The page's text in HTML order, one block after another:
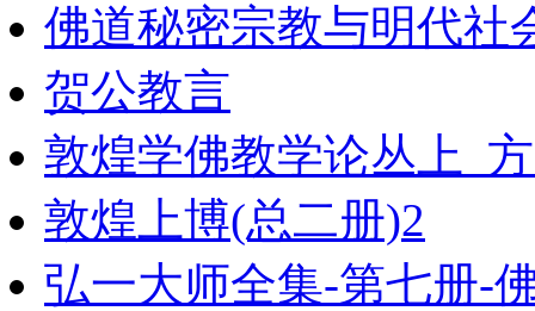
佛道秘密宗教与明代社
贺公教言
敦煌学佛教学论丛上_
敦煌上博(总二册)2
弘一大师全集-第七册-